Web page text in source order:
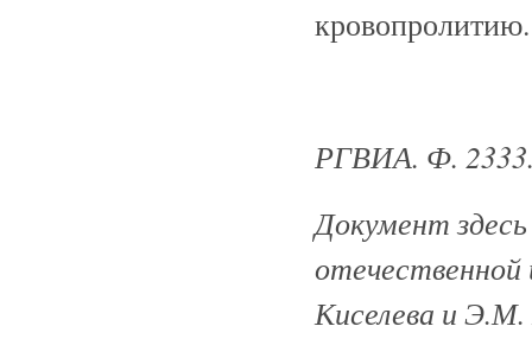
кровопролитию.
РГВИА. Ф.
Документ
Киселева и